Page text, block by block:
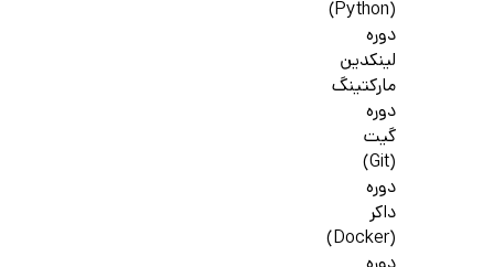
(Python)
دوره
لینکدین
مارکتینگ
دوره
گیت
(Git)
دوره
داکر
(Docker)